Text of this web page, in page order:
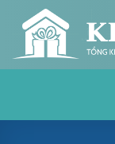
content